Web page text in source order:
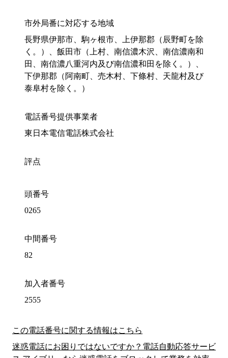
市外局番に対応する地域
長野県伊那市、駒ヶ根市、上伊那郡（辰野町を除
く。）、飯田市（上村、南信濃木沢、南信濃南和
田、南信濃八重河内及び南信濃和田を除く。）、
下伊那郡（阿南町、売木村、下條村、天龍村及び
泰阜村を除く。）
電話番号提供事業者
東日本電信電話株式会社
評点
頭番号
0265
中間番号
82
加入者番号
2555
この電話番号に関する情報はこちら
迷惑電話にお困りではないですか？電話自動応答サービ